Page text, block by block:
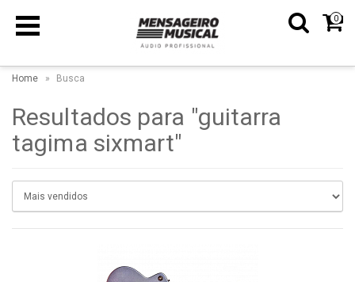
0
Home Busca
Resultados para "guitarra
tagima sixmart"